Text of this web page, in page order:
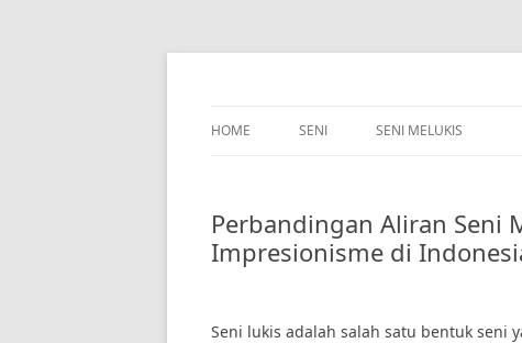
Skip
HOME SENI SENI MELUKIS
Perbandingan Aliran Seni
Impresionisme di
Seni lukis adalah salah satu bentuk seni